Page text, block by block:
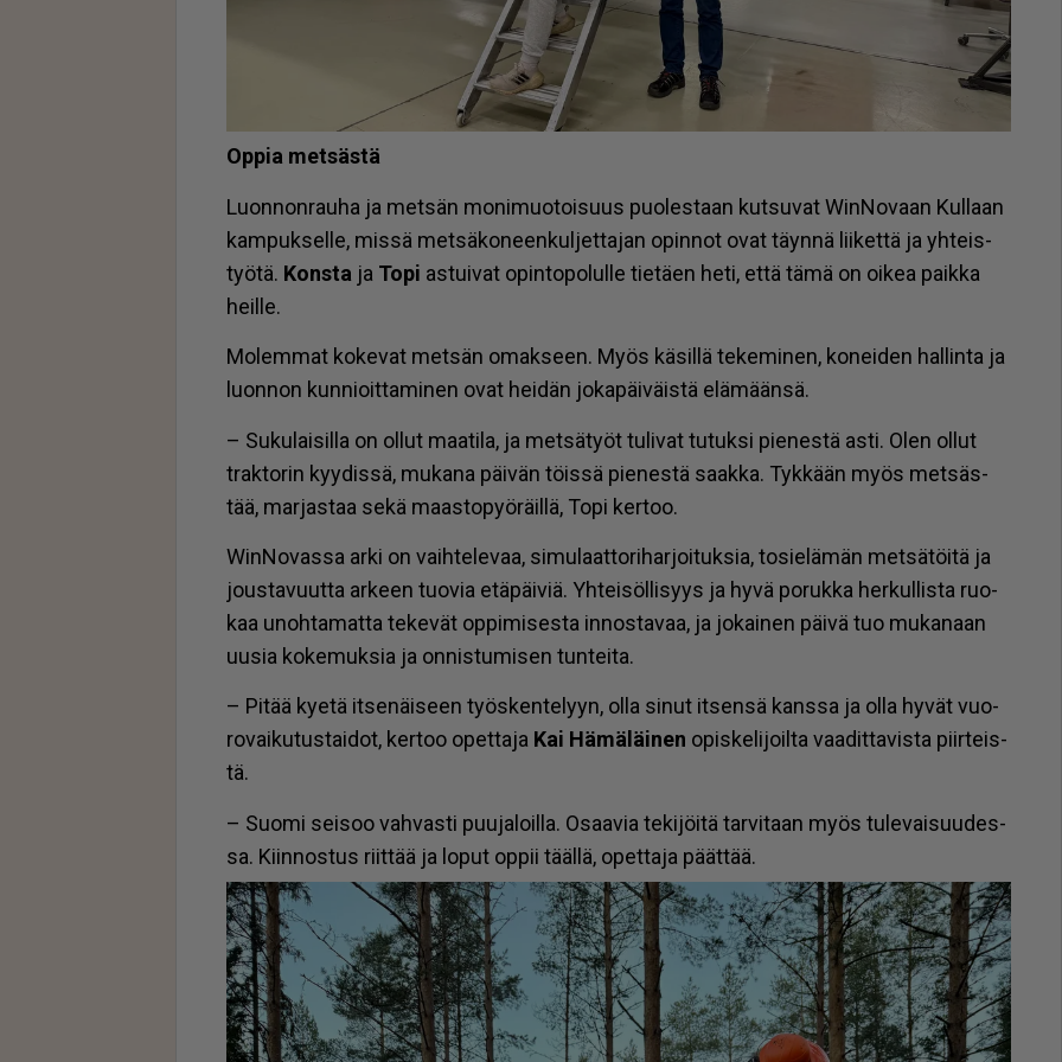
Op­pia met­säs­tä
Luon­non­rau­ha ja met­sän mo­ni­muo­toi­suus puo­les­taan kut­su­vat Win­No­vaan Kul­laan
kam­puk­sel­le, mis­sä met­sä­ko­neen­kul­jet­ta­jan opin­not ovat täyn­nä lii­ket­tä ja yh­teis­
työ­tä. Kons­ta ja Topi as­tui­vat opin­to­po­lul­le tie­tä­en heti, et­tä tämä on oi­kea paik­ka
heil­le.
Mo­lem­mat ko­ke­vat met­sän omak­seen. Myös kä­sil­lä te­ke­mi­nen, ko­nei­den hal­lin­ta ja
luon­non kun­ni­oit­ta­mi­nen ovat hei­dän jo­ka­päi­väis­tä elä­mään­sä.
– Su­ku­lai­sil­la on ol­lut maa­ti­la, ja met­sä­työt tu­li­vat tu­tuk­si pie­nes­tä as­ti. Olen ol­lut
trak­to­rin kyy­dis­sä, mu­ka­na päi­vän töis­sä pie­nes­tä saak­ka. Tyk­kään myös met­säs­
tää, mar­jas­taa sekä maas­to­pyö­räil­lä, Topi ker­too.
Win­No­vas­sa ar­ki on vaih­te­le­vaa, si­mu­laat­to­ri­har­joi­tuk­sia, to­sie­lä­män met­sä­töi­tä ja
jous­ta­vuut­ta ar­keen tuo­via etä­päi­viä. Yh­tei­söl­li­syys ja hyvä po­ruk­ka her­kul­lis­ta ruo­
kaa unoh­ta­mat­ta te­ke­vät op­pi­mi­ses­ta in­nos­ta­vaa, ja jo­kai­nen päi­vä tuo mu­ka­naan
uu­sia ko­ke­muk­sia ja on­nis­tu­mi­sen tun­tei­ta.
– Pi­tää ky­e­tä it­se­näi­seen työs­ken­te­lyyn, ol­la si­nut it­sen­sä kans­sa ja ol­la hy­vät vuo­
ro­vai­ku­tus­tai­dot, ker­too opet­ta­ja Kai Hä­mä­läi­nen opis­ke­li­joil­ta vaa­dit­ta­vis­ta piir­teis­
tä.
– Suo­mi sei­soo vah­vas­ti puu­ja­loil­la. Osaa­via te­ki­jöi­tä tar­vi­taan myös tu­le­vai­suu­des­
sa. Kiin­nos­tus riit­tää ja lo­put op­pii tääl­lä, opet­ta­ja päät­tää.